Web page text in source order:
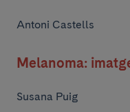
Antoni Castells
Melanoma:
Susana Puig